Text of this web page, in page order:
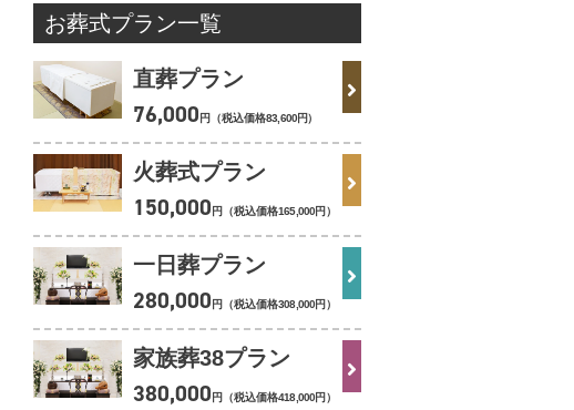
お葬式プラン一覧
直葬プラン
76,000 円（税込価格83,600円）
火葬式プラン
150,000 円（税込価格165,000円 ）
一日葬プラン
280,000 円（税込価格308,000円 ）
家族葬38プラン
380,000 円（税込価格418,000円 ）